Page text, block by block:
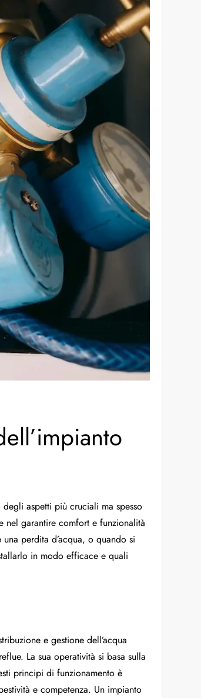
aspetti più cruciali ma spesso
nel garantire comfort e funzionalità
perdita d’acqua, o quando si
in modo efficace e quali
e gestione dell’acqua
La sua operatività si basa sulla
principi di funzionamento è
e competenza. Un impianto